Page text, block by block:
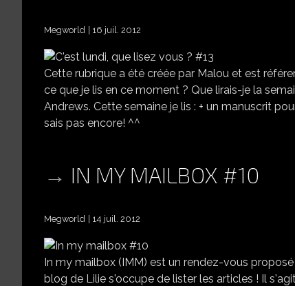
Megworld 16 juil. 2012
Cette rubrique a été créée par Malou et est
ce que je lis en ce moment ? Que lirais-je la
Andrews. Cette semaine je lis : + un manuscrit
sais pas encore! ^^
IN MY MAILBOX #10
Megworld 14 juil. 2012
In my mailbox (IMM) est un rendez-vous
blog de Lilie s'occupe de lister les articles ! Il